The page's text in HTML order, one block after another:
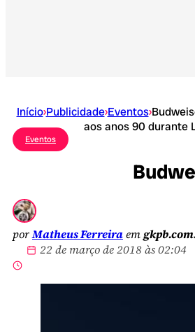
Início›Publicidade›Eventos›
aos anos 90 durante
Eventos
porMatheus Ferreiraem
22 de março de 2018 às 02:04